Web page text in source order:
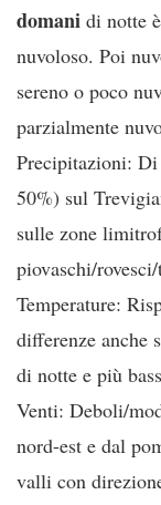
domani di notte
nuvoloso. Poi
sereno o poco
parzialmente
Precipitazioni:
50%) sul
sulle zone
piovaschi/
Temperature:
differenze anche
di notte e più
Venti: Deboli/
nord-est e dal
valli con